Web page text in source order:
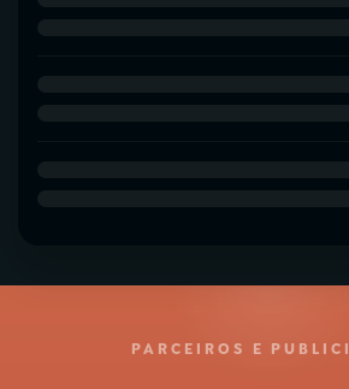
PARCEIROS E